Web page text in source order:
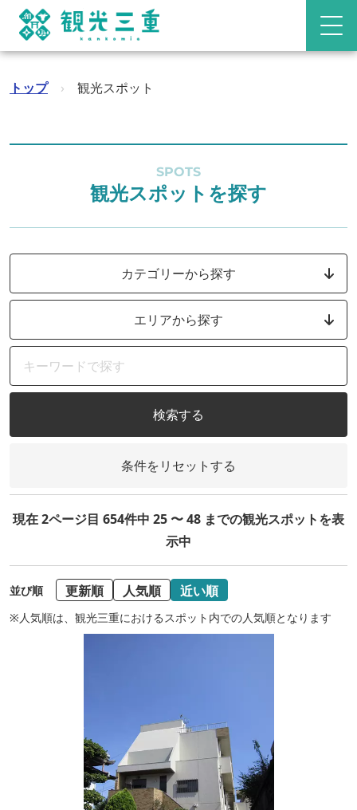
トップ › 観光スポット
SPOTS
観光スポットを探す
カテゴリーから探す
エリアから探す
検索する
条件をリセットする
現在 2ページ目 654件中 25 〜 48 までの観光スポットを表
示中
並び順 更新順 人気順 近い順
※人気順は、観光三重におけるスポット内での人気順となります